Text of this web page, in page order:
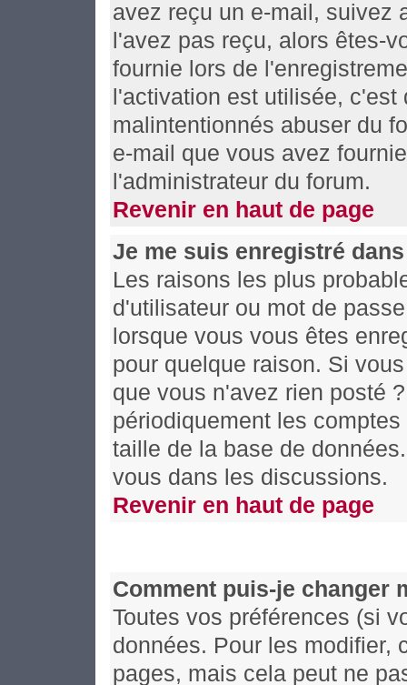
avez reçu un e-mail, suivez
l'avez pas reçu, alors êtes-
fournie lors de
l'activation est utilisée,
malintentionnés abuser du
e-mail que vous avez
l'administrateur du forum.
Revenir en haut de page
Je me suis enregistré
Les raisons les plus
d'utilisateur ou mot de
lorsque vous vous êtes
pour quelque raison. Si
que vous n'avez rien posté
périodiquement les
taille de la base de
vous dans les discussions.
Revenir en haut de page
Comment puis-je changer
Toutes vos préférences (si
données. Pour les modifier,
pages, mais cela peut ne